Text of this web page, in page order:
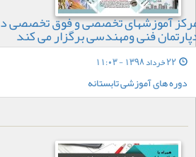
آموزشهای تخصصی و فوق تخصصی
فنی ومهندسی برگزار می کند
دوره های آموزشی تابستانه